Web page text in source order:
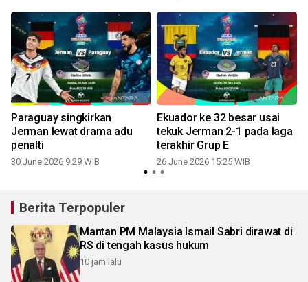
Paraguay singkirkan
Jerman lewat drama adu
penalti
30 June 2026 9:29 WIB
Ekuador ke 32 besar usai
tekuk Jerman 2-1 pada laga
terakhir Grup E
26 June 2026 15:25 WIB
Berita Terpopuler
Mantan PM Malaysia Ismail Sabri dirawat di
RS di tengah kasus hukum
10 jam lalu